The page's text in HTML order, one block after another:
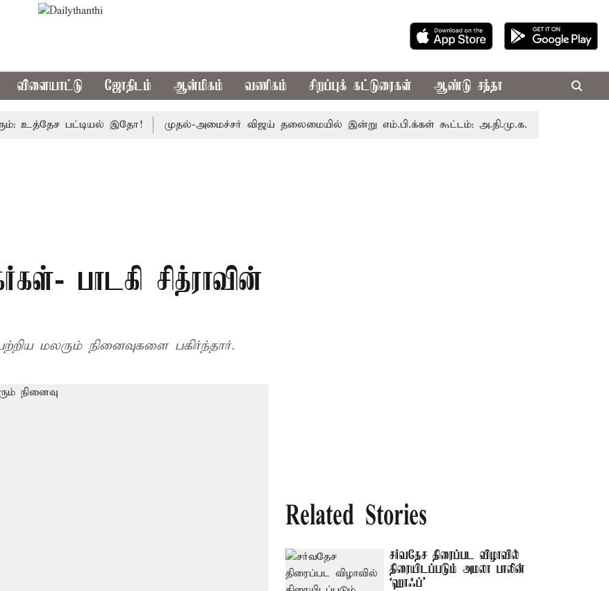
விளையாட்டு ஜோதிடம் ஆன்மிகம் வணிகம் சிறப்புக் கட்டுரைகள் ஆண்டு சந்தா
பட்டியல் இதோ! முதல்-அமைச்சர் விஜய் தலைமையில் இன்று எம்.பி.க்கள் கூட்டம்: அ.தி.மு.க., தி.மு.க. உள்ளிட்ட
பாடகி சித்ராவின்
மலரும் நினைவுகளை பகிர்ந்தார்.
Related Stories
சர்வதேச திரைப்பட விழாவில்
திரையிடப்படும் அமலா பாலின்
‘ஹாஃப்’